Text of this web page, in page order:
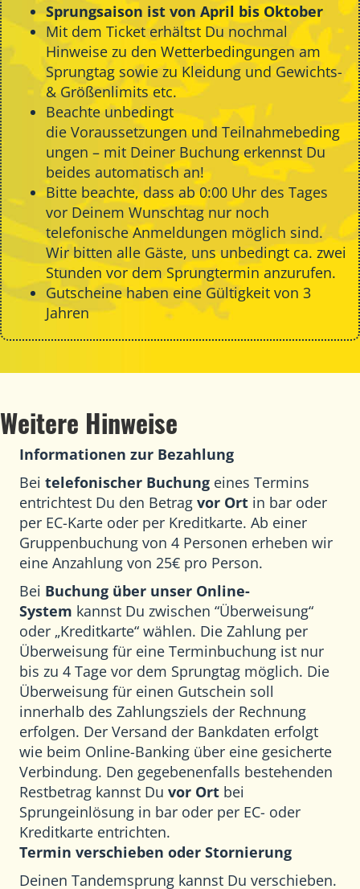
Sprungsaison ist von April bis Oktober
Mit dem Ticket erhältst Du nochmal
Hinweise zu den Wetterbedingungen am
Sprungtag sowie zu Kleidung und Gewichts-
& Größenlimits etc.
Beachte unbedingt
die VoraussetzungenundTeilnahmebeding
ungen – mit Deiner Buchung erkennst Du
beides automatisch an!
Bitte beachte, dass ab 0:00 Uhr des Tages
vor Deinem Wunschtag nur noch
telefonische Anmeldungen möglich sind.
Wir bitten alle Gäste, uns unbedingt ca. zwei
Stunden vor dem Sprungtermin anzurufen.
Gutscheine haben eine Gültigkeit von 3
Jahren
Weitere Hinweise
Informationen zur Bezahlung
Bei telefonischer Buchung eines Termins
entrichtest Du den Betrag vor Ort in bar oder
per EC-Karte oder per Kreditkarte. Ab einer
Gruppenbuchung von 4 Personen erheben wir
eine Anzahlung von 25€ pro Person.
Bei Buchung über unser Online-
System kannst Du zwischen “Überweisung“
oder „Kreditkarte“ wählen. Die Zahlung per
Überweisung für eine Terminbuchung ist nur
bis zu 4 Tage vor dem Sprungtag möglich. Die
Überweisung für einen Gutschein soll
innerhalb des Zahlungsziels der Rechnung
erfolgen. Der Versand der Bankdaten erfolgt
wie beim Online-Banking über eine gesicherte
Verbindung. Den gegebenenfalls bestehenden
Restbetrag kannst Du vor Ort bei
Sprungeinlösung in bar oder per EC- oder
Kreditkarte entrichten.
Termin verschieben oder Stornierung
Deinen Tandemsprung kannst Du verschieben.